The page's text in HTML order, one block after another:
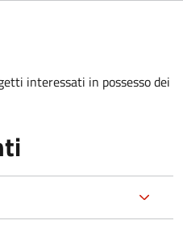
interessati in possesso dei